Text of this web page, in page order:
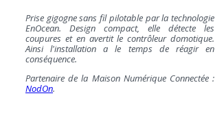
Prise gigogne sans fil pilotable par la technologie
EnOcean. Design compact, elle détecte les
coupures et en avertit le contrôleur domotique.
Ainsi l'installation a le temps de réagir en
conséquence.
Partenaire de la Maison Numérique Connectée :
NodOn.